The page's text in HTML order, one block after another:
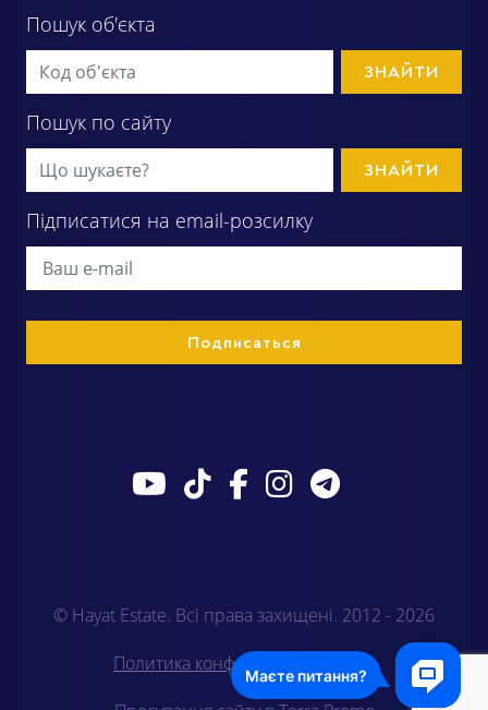
Пошук об'єкта
ЗНАЙТИ
Пошук по сайту
ЗНАЙТИ
Підписатися на email-розсилку
© Hayat Estate. Всі права захищені. 2012 - 2026
Политика конфиденциальности